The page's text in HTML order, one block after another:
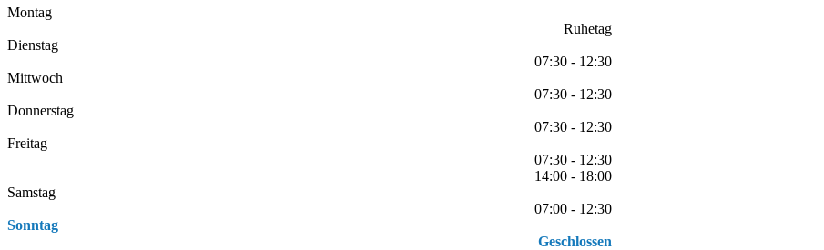
Montag
Ruhetag
Dienstag
07:30 - 12:30
Mittwoch
07:30 - 12:30
Donnerstag
07:30 - 12:30
Freitag
07:30 - 12:30
14:00 - 18:00
Samstag
07:00 - 12:30
Sonntag
Geschlossen